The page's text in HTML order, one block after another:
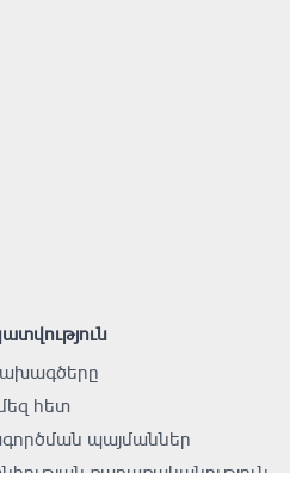
հետ
պայմաններ
քաղաքականություն